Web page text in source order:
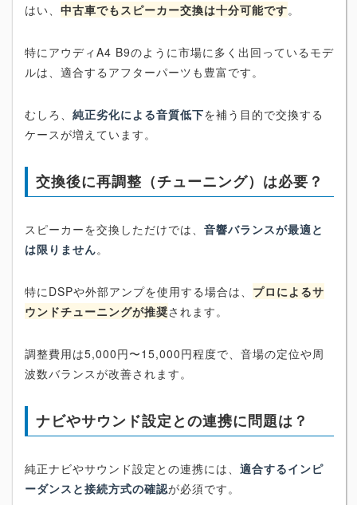
はい、 中古車でもスピーカー交換は十分可能です。
特にアウディA4 B9のように市場に多く出回っているモデ
ルは、適合するアフターパーツも豊富です。
むしろ、 純正劣化による音質低下を補う目的で交換する
ケースが増えています。
交換後に再調整（チューニング）は必要？
スピーカーを交換しただけでは、 音響バランスが最適と
は限りません。
特にDSPや外部アンプを使用する場合は、 プロによるサ
ウンドチューニングが推奨されます。
調整費用は5,000円〜15,000円程度で、音場の定位や周
波数バランスが改善されます。
ナビやサウンド設定との連携に問題は？
純正ナビやサウンド設定との連携には、 適合するインピ
ーダンスと接続方式の確認が必須です。